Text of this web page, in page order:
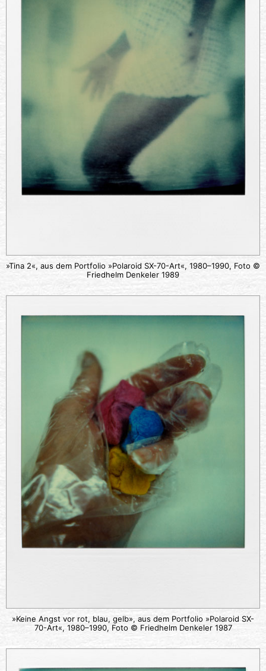
»Tina 2«, aus dem Portfolio »Polaroid SX-70-Art«, 1980–1990, Foto ©
Friedhelm Denkeler 1989
»Keine Angst vor rot, blau, gelb», aus dem Portfolio »Polaroid SX-
70-Art«, 1980–1990, Foto © Friedhelm Denkeler 1987